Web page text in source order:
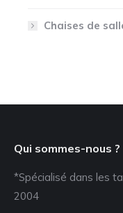
Chaises de
Qui sommes-nous ?
*Spécialisé dans les
2004